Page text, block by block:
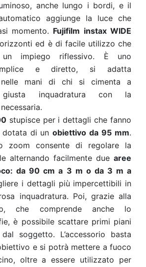
anche lungo i bordi, e il
aggiunge la luce che
momento. Fujifilm instax WIDE
ed è di facile utilizzo che
impiego riflessivo. È uno
e diretto, si adatta
nelle mani di chi si cimenta a
inquadratura con la
stupisce per i dettagli che fanno
dotata di unobiettivo da 95 mm.
zoom consente di regolare la
alternando facilmente due aree
da 90 cm a 3 m o da 3 m a
i dettagli più impercettibili in
inquadratura. Poi, grazie alla
che comprende anche lo
è possibile scattare primi piani
soggetto. L’accessorio basta
e si potrà mettere a fuoco
oltre a essere utilizzato per